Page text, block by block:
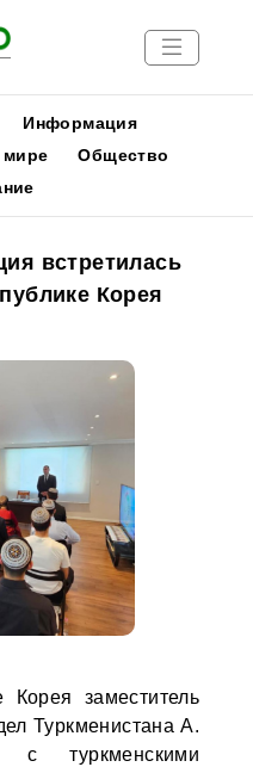
Информация
мире
Общество
встретилась
Корея
заместитель
Туркменистана А.
с туркменскими